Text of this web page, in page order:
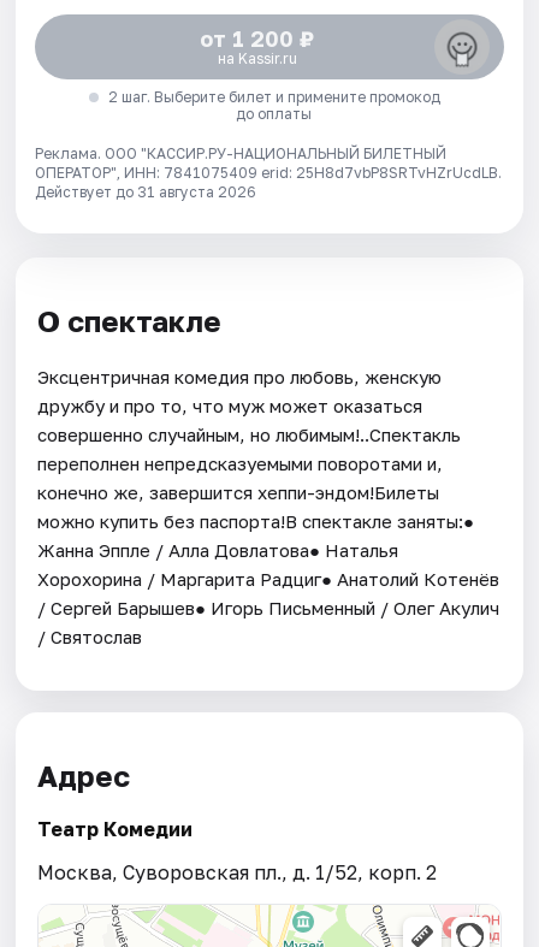
от 1 200 ₽
на Kassir.ru
2 шаг. Выберите билет и примените промокод
до оплаты
Реклама. ООО "КАССИР.РУ-НАЦИОНАЛЬНЫЙ БИЛЕТНЫЙ
ОПЕРАТОР", ИНН: 7841075409 erid: 25H8d7vbP8SRTvHZrUcdLB.
Действует до 31 августа 2026
О спектакле
Эксцентричная комедия про любовь, женскую
дружбу и про то, что муж может оказаться
совершенно случайным, но любимым!..Спектакль
переполнен непредсказуемыми поворотами и,
конечно же, завершится хеппи-эндом!Билеты
можно купить без паспорта!В спектакле заняты:●
Жанна Эппле / Алла Довлатова● Наталья
Хорохорина / Маргарита Радциг● Анатолий Котенёв
/ Сергей Барышев● Игорь Письменный / Олег Акулич
/ Святослав
Адрес
Театр Комедии
Москва, Суворовская пл., д. 1/52, корп. 2